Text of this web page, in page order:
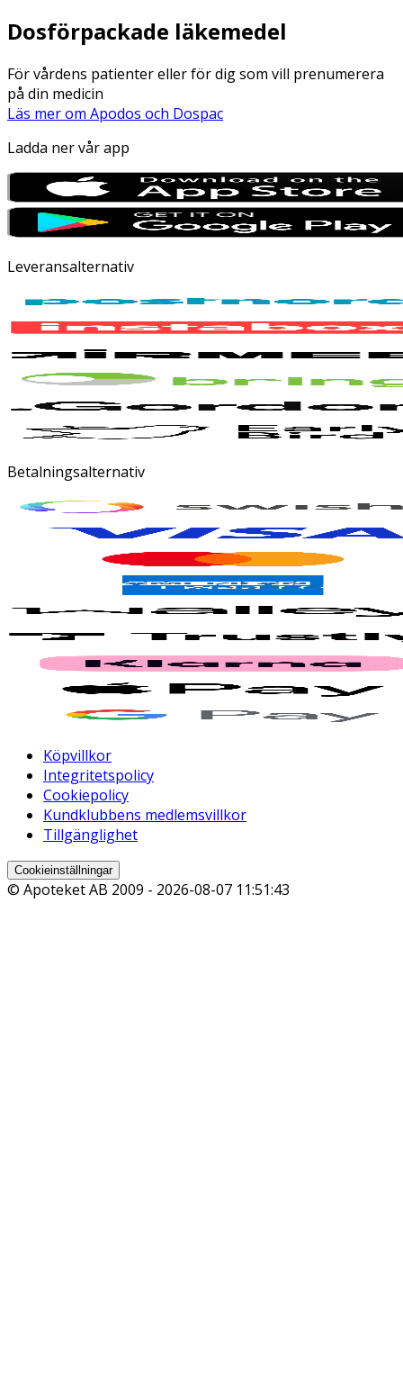
Dosförpackade läkemedel
För vårdens patienter eller för dig som vill prenumerera
på din medicin
Läs mer om Apodos och Dospac
Ladda ner vår app
Leveransalternativ
Betalningsalternativ
Köpvillkor
Integritetspolicy
Cookiepolicy
Kundklubbens medlemsvillkor
Tillgänglighet
Cookieinställningar
© Apoteket AB 2009 - 2026-08-07 11:51:43